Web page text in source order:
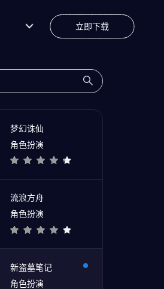
立即下载
梦幻诛仙
角色扮演
流浪方舟
角色扮演
新盗墓笔记
角色扮演